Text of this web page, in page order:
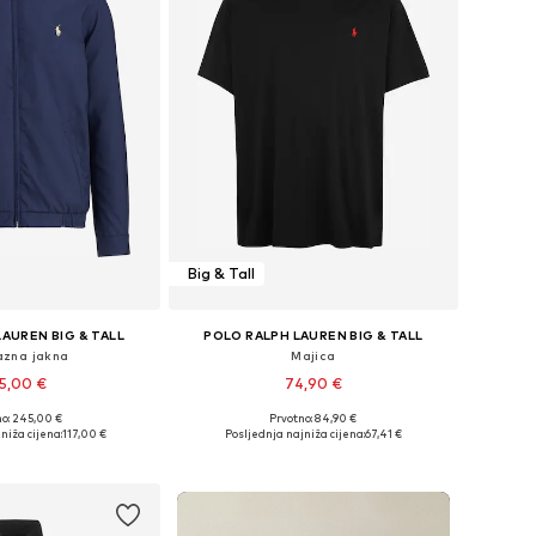
BIG & TALL
jakna
€
više veličina
245,00 €
cijena:117,00 €
Big & Tall
POLO RALPH LAUREN BIG & TALL
Majica
74,90 €
Dostupne veličine: XXXL, 7XL, XL, XXL
Prvotno: 84,90 €
Posljednja najniža cijena:67,41 €